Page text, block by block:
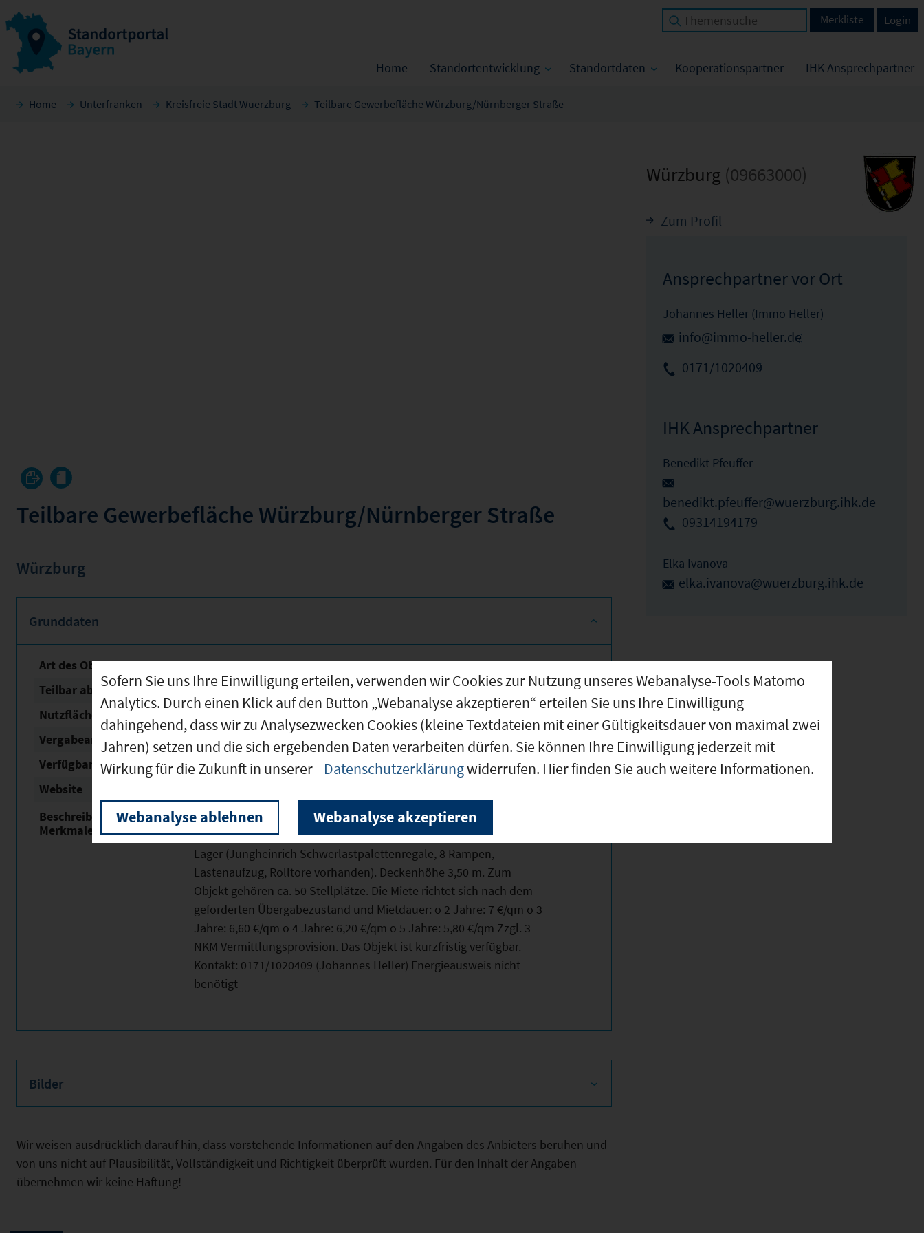
Home Standortentwicklung Standortdaten Kooperationspartner IHK Ansprechpartner
Login
Merkliste
Home Unterfranken Kreisfreie Stadt Wuerzburg Teilbare Gewerbefläche Würzburg/Nürnberger Straße
Teilbare Gewerbefläche Würzburg/Nürnberger Straße
Würzburg
Grunddaten
Art des Objektes
Hallenfläche / Produktion
Teilbar ab
250 m²
Nutzfläche
Vergabeart
Vermietung
Verfügbar ab
02.09.2024
Website
Beschreibung / besondere
Merkmale
5.751 qm große Gewerbeimmobilie (auf 2 Ebenen + Parkdeck). Die
Fläche ist teilbar (einzelne Einheiten ab ca. 250 qm). Nutzbar als
Lager (Jungheinrich Schwerlastpalettenregale, 8 Rampen,
Lastenaufzug, Rolltore vorhanden). Deckenhöhe 3,50 m. Zum
Objekt gehören ca. 50 Stellplätze. Die Miete richtet sich nach dem
geforderten Übergabezustand und Mietdauer: o 2 Jahre: 7 €/qm o 3
Jahre: 6,60 €/qm o 4 Jahre: 6,20 €/qm o 5 Jahre: 5,80 €/qm Zzgl. 3
NKM Vermittlungsprovision. Das Objekt ist kurzfristig verfügbar.
Kontakt: 0171/1020409 (Johannes Heller) Energieausweis nicht
benötigt
Bilder
Wir weisen ausdrücklich darauf hin, dass vorstehende Informationen auf den Angaben des Anbieters beruhen und
von uns nicht auf Plausibilität, Vollständigkeit und Richtigkeit überprüft wurden. Für den Inhalt der Angaben
übernehmen wir keine Haftung!
Würzburg (09663000)
Zum Profil
Ansprechpartner vor Ort
Johannes Heller (Immo Heller)
info@immo-heller.de
0171/1020409
IHK Ansprechpartner
Benedikt Pfeuffer
benedikt.pfeuffer@wuerzburg.ihk.de
09314194179
Elka Ivanova
elka.ivanova@wuerzburg.ihk.de
Sofern Sie uns Ihre Einwilligung erteilen, verwenden wir Cookies zur Nutzung unseres Webanalyse-Tools Matomo
Analytics. Durch einen Klick auf den Button „Webanalyse akzeptieren“ erteilen Sie uns Ihre Einwilligung
dahingehend, dass wir zu Analysezwecken Cookies (kleine Textdateien mit einer Gültigkeitsdauer von maximal zwei
Jahren) setzen und die sich ergebenden Daten verarbeiten dürfen. Sie können Ihre Einwilligung jederzeit mit
Wirkung für die Zukunft in unserer
Datenschutzerklärungwiderrufen. Hier finden Sie auch weitere Informationen.
Webanalyse ablehnen Webanalyse akzeptieren